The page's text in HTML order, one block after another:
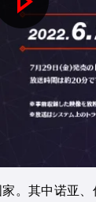
P
l
a
y
V
。其中诺亚